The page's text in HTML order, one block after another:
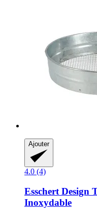
Ajouter
4.0 (4)
Esschert Design
Inoxydable